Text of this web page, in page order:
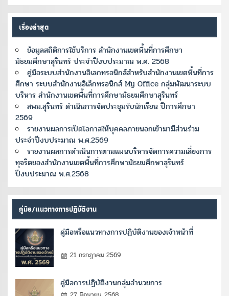
เรื่องล่าสุด
ข้อมูลสถิติการใช้บริการ สำนักงานเขตพื้นที่การศึกษา
มัธยมศึกษาสุรินทร์ ประจำปีงบประมาณ พ.ศ. 2568
คู่มือระบบสำนักงานอิเลกทรอนิกส์สำหรับสำนักงานเขตพื้นที่การ
ศึกษา ระบบสำนักงานอิเล็กทรอนิกส์ My Office กลุ่มพัฒนาระบบ
บริหาร สำนักงานเขตพื้นที่การศึกษามัธยมศึกษาสุรินทร์
สพม.สุรินทร์ ดำเนินการจัดประชุมรับนักเรียน ปีการศึกษา
2569
รายงานผลการเปิดโอกาสให้บุคคลภายนอกเข้ามามีส่วนร่วม
ประจำปีงบประมาณ พ.ศ.2569
รายงานผลการดำเนินการตามแผนบริหารจัดการความเสี่ยงการ
ทุจริตของสำนักงานเขตพื้นที่การศึกษามัธยมศึกษาสุรินทร์
ปีงบประมาณ พ.ศ.2568
คู่มือ/แนวทางการปฏิบัติงาน
คู่มือหรือแนวทางการปฏิบัติงานของเจ้าหน้าที่
21 กรกฎาคม 2569
คู่มือการปฏิบัติงานกลุ่มอำนวยการ